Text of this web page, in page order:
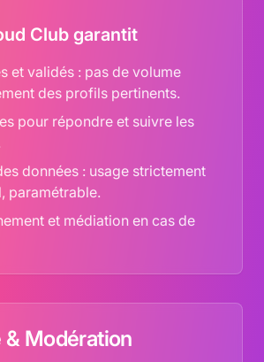
Club garantit
et validés : pas de volume
des profils pertinents.
pour répondre et suivre les
données : usage strictement
paramétrable.
et médiation en cas de
Modération